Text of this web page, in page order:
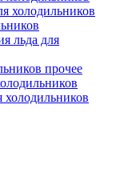
холодильников
льда для
прочее